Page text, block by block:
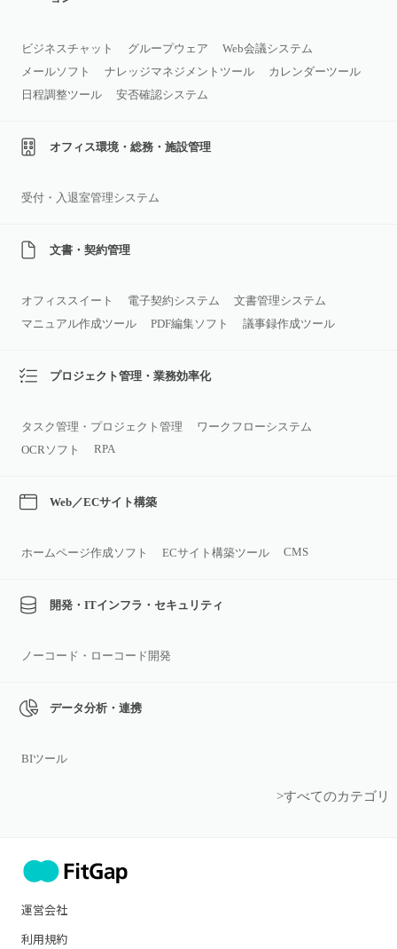
ビジネスチャット グループウェア
Web会議システム
メールソフト
ナレッジマネジメントツール
カレンダーツール
日程調整ツール
安否確認システム
オフィス環境・総務・施設管理
受付・入退室管理システム
文書・契約管理
オフィススイート 電子契約システム
文書管理システム
マニュアル作成ツール
PDF編集ソフト 議事録作成ツール
プロジェクト管理・業務効率化
タスク管理・プロジェクト管理
ワークフローシステム
OCRソフト
RPA
Web／ECサイト構築
ホームページ作成ソフト ECサイト構築ツール CMS
開発・ITインフラ・セキュリティ
ノーコード・ローコード開発
データ分析・連携
BIツール
>すべてのカテゴリ
運営会社
利用規約